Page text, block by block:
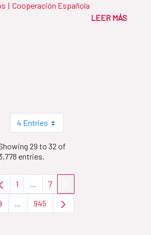
| Cooperación Española
LEER MÁS
4 Entries
29 to 32 of
entries.
Page
1 ...Intermediate Pages Use TAB to
Page
7
...Intermediate Pages Use TAB to
Page
945